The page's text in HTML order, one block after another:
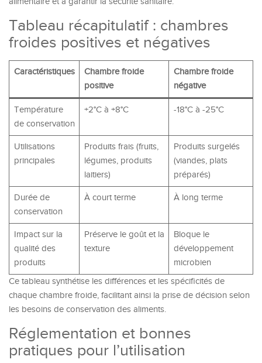
Tableau récapitulatif : chambres
froides positives et négatives
Caractéristiques
Chambre froide
positive
Chambre froide
négative
Température
de conservation
+2°C à +8°C -18°C à -25°C
Utilisations
principales
Produits frais (fruits,
légumes, produits
laitiers)
Produits surgelés
(viandes, plats
préparés)
Durée de
conservation
À court terme À long terme
Impact sur la
qualité des
produits
Préserve le goût et la
texture
Bloque le
développement
microbien
Ce tableau synthétise les différences et les spécificités de
chaque chambre froide, facilitant ainsi la prise de décision selon
les besoins de conservation des aliments.
Réglementation et bonnes
pratiques pour l’utilisation